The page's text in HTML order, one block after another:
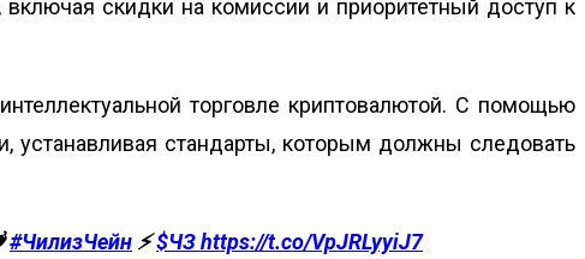
включая скидки на комиссии и приоритетный доступ к
торговле криптовалютой. С помощью
устанавливая стандарты, которым должны следовать
#ЧилизЧейн ⚡️$ЧЗhttps://t.co/VpJRLyyiJ7